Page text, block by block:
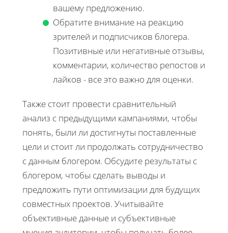
вашему предложению.
Обратите внимание на реакцию
зрителей и подписчиков блогера.
Позитивные или негативные отзывы,
комментарии, количество репостов и
лайков - все это важно для оценки.
Также стоит провести сравнительный
анализ с предыдущими кампаниями, чтобы
понять, были ли достигнуты поставленные
цели и стоит ли продолжать сотрудничество
с данным блогером. Обсудите результаты с
блогером, чтобы сделать выводы и
предложить пути оптимизации для будущих
совместных проектов. Учитывайте
объективные данные и субъективные